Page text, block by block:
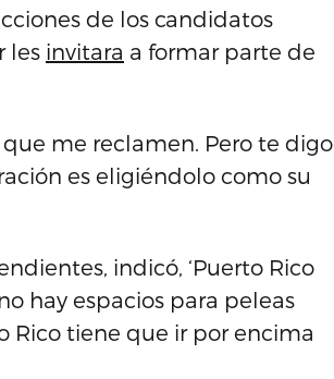
de los candidatos
les invitara a formar parte de
me reclamen. Pero te digo
es eligiéndolo como su
indicó, ‘Puerto Rico
hay espacios para peleas
Rico tiene que ir por encima